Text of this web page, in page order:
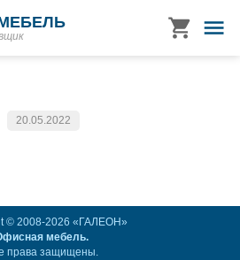
20.05.2022
© 2008-2026 «ГАЛЕОН»
мебель.
права защищены.